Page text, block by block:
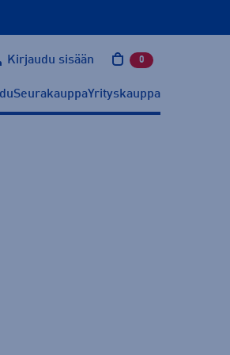
Kirjaudu sisään 0 tuotetta
SeurakauppaYrityskauppa